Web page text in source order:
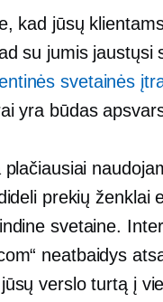
kad jūsų
su jumis jaustųsi
svetainės
yra būdas
prekių ženklai
svetaine.
neatbaidys
verslo turtą į